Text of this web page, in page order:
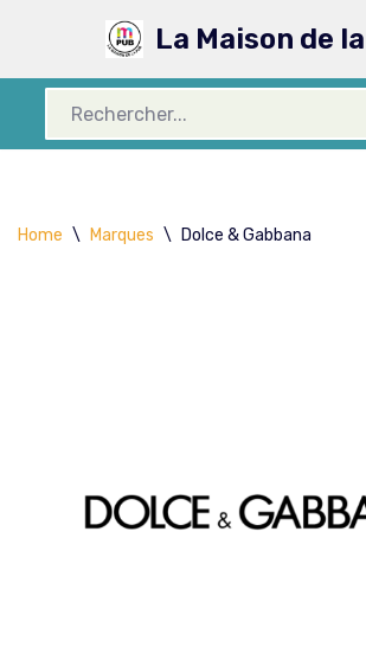
contenu
La Maison de
Home \ Marques \ Dolce & Gabbana